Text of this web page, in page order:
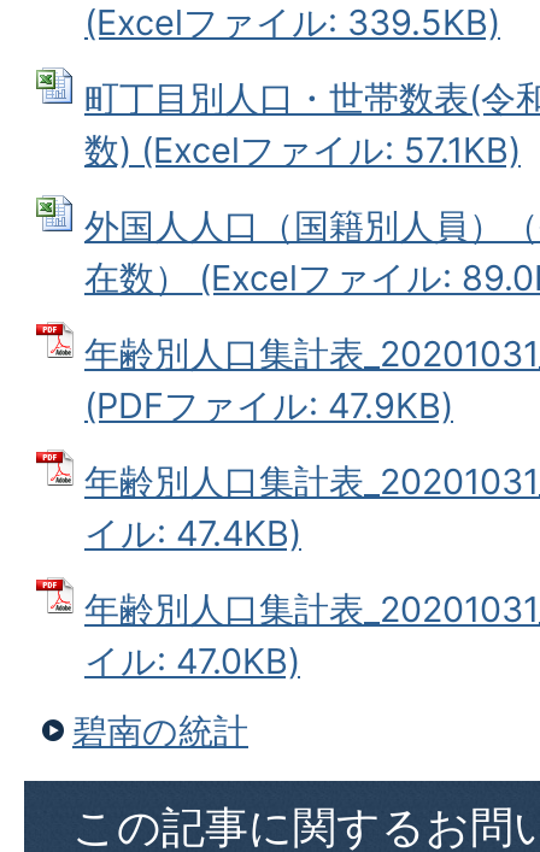
(Excelファイル: 339.5KB)
町丁目別人口・世帯数表(令
数) (Excelファイル: 57.1KB)
外国人人口（国籍別人員）
在数） (Excelファイル:
年齢別人口集計表
(PDFファイル: 47.9KB)
年齢別人口集計表
イル: 47.4KB)
年齢別人口集計表
イル: 47.0KB)
碧南の統計
この記事に関するお問